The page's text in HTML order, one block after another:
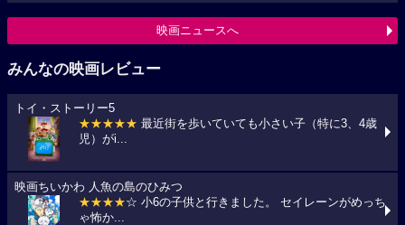
映画ニュースへ
みんなの映画レビュー
トイ・ストーリー5
★★★★★ 最近街を歩いていても小さい子（特に3、4歳
児）がi...
映画ちいかわ 人魚の島のひみつ
★★★★☆ 小6の子供と行きました。 セイレーンがめっち
ゃ怖か...